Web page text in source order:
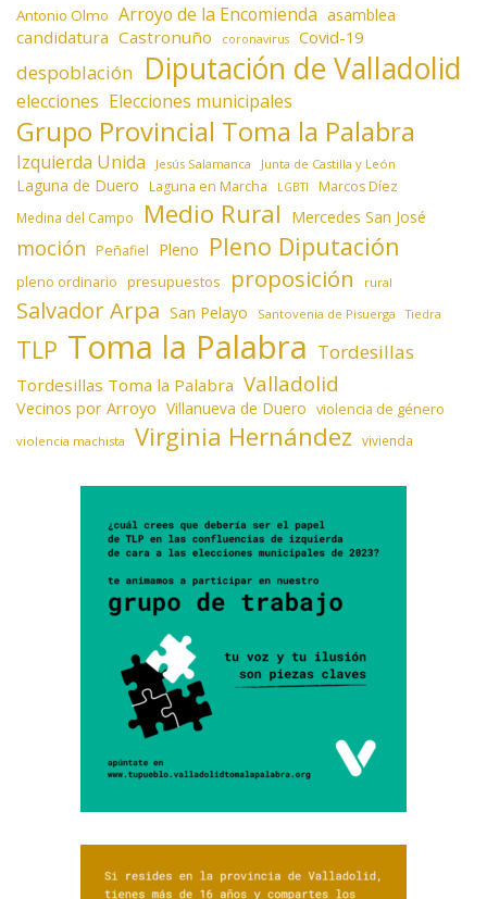
Antonio Olmo Arroyo de la Encomienda asamblea
candidatura Castronuño coronavirus Covid-19
despoblación Diputación de Valladolid
elecciones Elecciones municipales
Grupo Provincial Toma la Palabra
Izquierda Unida Jesús Salamanca Junta de Castilla y León
Laguna de Duero Laguna en Marcha LGBTI Marcos Díez
Medina del Campo Medio Rural Mercedes San José
moción Peñafiel Pleno Pleno Diputación
pleno ordinario presupuestos proposición rural
Salvador Arpa San Pelayo Santovenia de Pisuerga Tiedra
TLP Toma la Palabra Tordesillas
Tordesillas Toma la Palabra Valladolid
Vecinos por Arroyo Villanueva de Duero violencia de género
violencia machista Virginia Hernández vivienda